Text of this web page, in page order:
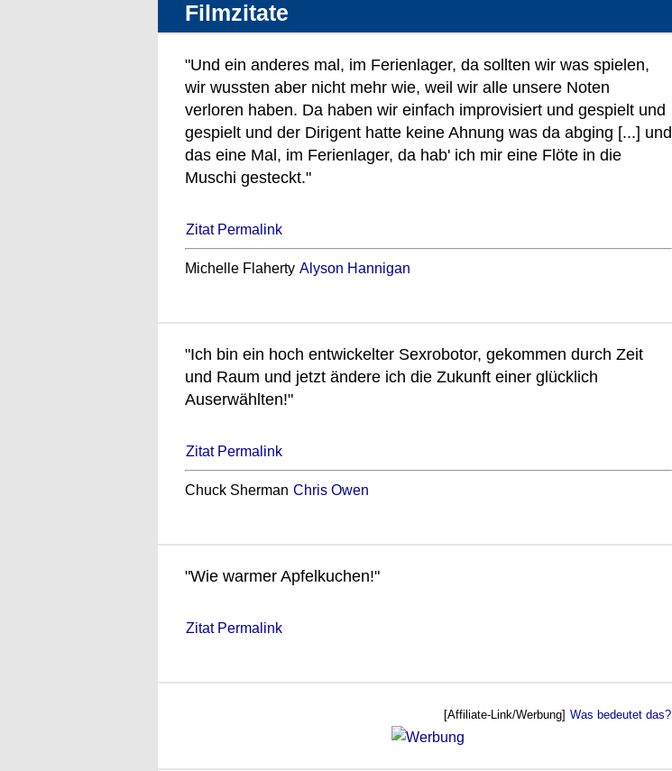
Filmzitate
"Und ein anderes mal, im Ferienlager, da sollten wir was spielen,
wir wussten aber nicht mehr wie, weil wir alle unsere Noten
verloren haben. Da haben wir einfach improvisiert und gespielt und
gespielt und der Dirigent hatte keine Ahnung was da abging [...] und
das eine Mal, im Ferienlager, da hab' ich mir eine Flöte in die
Muschi gesteckt."
Zitat Permalink
Michelle Flaherty Alyson Hannigan
"Ich bin ein hoch entwickelter Sexrobotor, gekommen durch Zeit
und Raum und jetzt ändere ich die Zukunft einer glücklich
Auserwählten!"
Zitat Permalink
Chuck Sherman Chris Owen
"Wie warmer Apfelkuchen!"
Zitat Permalink
[Affiliate-Link/Werbung] Was bedeutet das?